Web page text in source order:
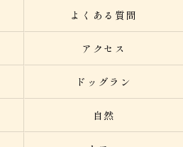
よくある質問
アクセス
ドッグラン
自然